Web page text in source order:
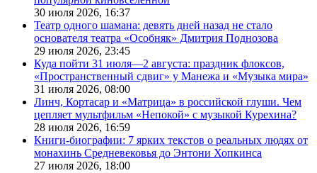
30 июля 2026, 16:37
Театр одного шамана: девять дней назад не стало
основателя театра «Особняк» Дмитрия Поднозова
29 июля 2026, 23:45
Куда пойти 31 июля—2 августа: праздник флоксов,
«Пространственный сдвиг» у Манежа и «Музыка мира»
31 июля 2026, 08:00
Линч, Кортасар и «Матрица» в российской глуши. Чем
цепляет мультфильм «Непокой» с музыкой Курехина?
28 июля 2026, 16:59
Книги-биографии: 7 ярких текстов о реальных людях от
монахинь Средневековья до Энтони Хопкинса
27 июля 2026, 18:00